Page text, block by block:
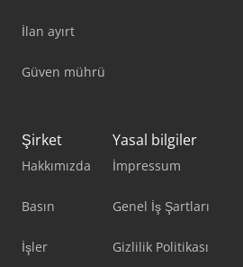
İlan ayırt
Güven mührü
Şirket
Hakkımızda
Basın
İşler
Yasal bilgiler
İmpressum
Genel İş Şartları
Gizlilik Politikası